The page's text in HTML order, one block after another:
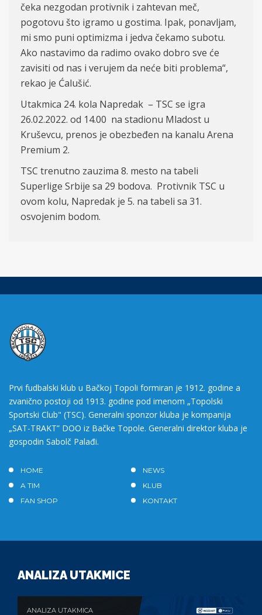
čeka nezgodan protivnik i zahtevan meč,
pogotovu što igramo u gostima. Ipak, ponavljam,
mi smo puni optimizma i jedva čekamo subotu.
Ako nastavimo da radimo ovako dobro sve će
zavisiti od nas i verujem da neće biti problema“,
rekao je Ćalušić.
Utakmica 24. kola Napredak – TSC se igra
26.02.2022. od 14.00 na stadionu Mladost u
Kruševcu, prenos je obezbeđen na kanalu Arena
Premium 2.
TSC trenutno zauzima 8. mesto na tabeli
Superlige Srbije sa 29 bodova. Protivnik TSC u
ovom kolu, Napredak je 5. na tabeli sa 31.
osvojenim bodom.
Prvi fudbalski klub u Bačkoj Topoli formiran je 1912. godine a
zvanično postoji od 1913. godine pod imenom „Topolski
Sportski Club" (TSC). Generalni sponzor kluba je kompanija
„SAT-TRAKT” DOO iz Bačke Topole. Generalni direktor kluba je
gospodin Sabolč Palađi.
HOME
NEWS
A TIM
KLUB
FAN SHOP
KONTAKT
ANALIZA UTAKMICE
ANALIZA UTAKMICA